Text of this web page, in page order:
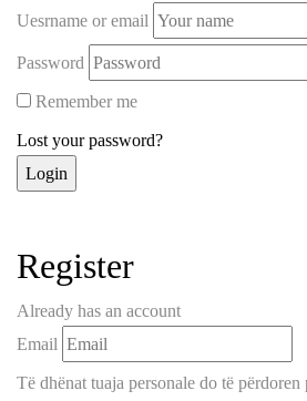
Uesrname or email
Password
Remember me
Lost your password?
Register
Already has an account
Email
Të dhënat tuaja personale do të përdoren